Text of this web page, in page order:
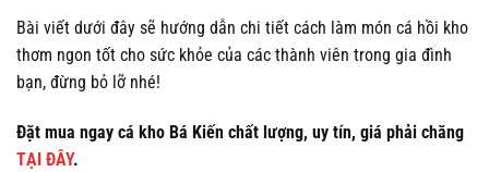
Bài viết dưới đây sẽ hướng dẫn chi tiết cách làm món cá hồi kho
thơm ngon tốt cho sức khỏe của các thành viên trong gia đình
bạn, đừng bỏ lỡ nhé!
Đặt mua ngay cá kho Bá Kiến chất lượng, uy tín, giá phải chăng
TẠI ĐÂY.